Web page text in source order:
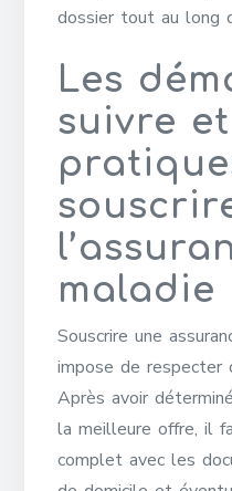
dossier tout au long
Les
suivre
maladie
Souscrire une
impose de respecter
Après avoir
la meilleure offre, il
complet avec les